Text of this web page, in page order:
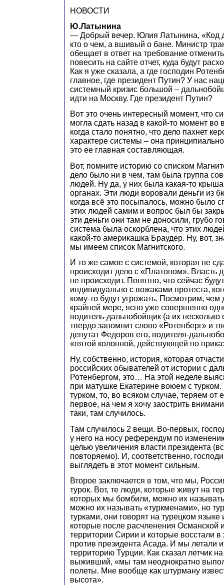
НОВОСТИ
Ю.Латынина
― Добрый вечер. Юлия Латынина, «Код
кто о чем, а вшивый о бане. Министр
обещает в ответ на требование
повесить на сайте отчет, куда будут
Как я уже сказала, а где господин
главное, где президент Путин? У нас
системный кризис большой –
идти на Москву. Где президент Путин?
Вот это очень интересный момент, что
могла сдать назад в какой-то момент во
когда стало понятно, что дело пахнет
характере системы – она
это ее главная составляющая.
Вот, помните историю со списком
дело было ни в чем, там была группа
людей. Ну да, у них была какая-то
органах. Эти люди воровали деньги из
когда всё это посыпалось, можно было
этих людей самим и вопрос был бы
эти деньги они там не доносили, грубо
система была оскорблена, что этих
какой-то америкашка Браудер. Ну, вот,
мы имеем список Магнитского.
И то же самое с системой, которая не
происходит дело с «Платоном». Власть
не происходит. Понятно, что сейчас
индивидуально с вожаками протеста,
кому-то будут угрожать. Посмотрим, чем
крайней мере, ясно уже совершенно
водитель-дальнобойщик (а их несколько
твердо запомнит слово «Ротенберг» и
депутат Федоров его, водителя-
«пятой колонной, действующей по
Ну, собственно, история, которая
российских обывателей от истории с
Ротенбергом, это… На этой неделе
при матушке Екатерине воюем с
турком, то, во всяком случае, теряем от
первое, на чем я хочу заострить
таки, там случилось.
Там случилось 2 вещи. Во-первых,
у него на носу референдум по
целью увеличения власти президента
повторяемо). И, соответственно,
выглядеть в этот момент сильным.
Второе заключается в том, что мы,
турок. Вот, те люди, которые живут на
которых мы бомбили, можно их
можно их называть «туркменами», но
турками, они говорят на турецком языке
которые после расчленения Османской
территории Сирии и которые восстали
против президента Асада. И мы летали
территорию Турции. Как сказал летчик
выживший, «мы там неоднократно
полеты. Мне вообще как штурману
высота».